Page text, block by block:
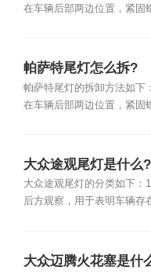
在车辆后部两边位置，紧固
帕萨特尾灯怎么拆?
帕萨特尾灯的拆卸方法如下
在车辆后部两边位置，紧固
大众途观尾灯是什么?
大众途观尾灯的分类如下：
后方观察，用于表明车辆存
大众迈腾火花塞是什